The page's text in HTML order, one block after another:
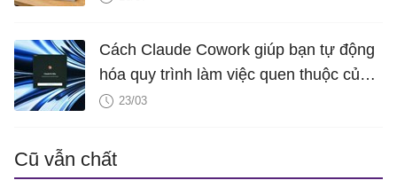
Cách Claude Cowork giúp bạn tự động
hóa quy trình làm việc quen thuộc của
mình23/03
Cũ vẫn chất